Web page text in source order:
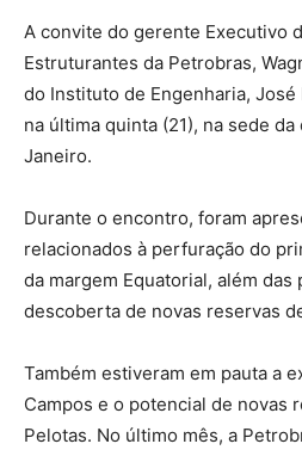
A convite do gerente Executivo
Estruturantes da Petrobras,
do Instituto de Engenharia,
na última quinta (21), na sede
Janeiro.
Durante o encontro, foram
relacionados à perfuração do
da margem Equatorial, além das
descoberta de novas reservas
Também estiveram em pauta a
Campos e o potencial de novas
Pelotas. No último mês, a